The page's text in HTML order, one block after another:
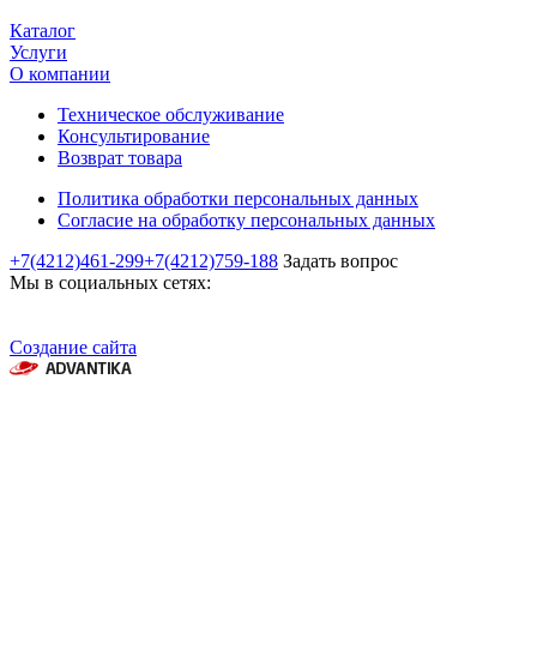
Каталог
Услуги
О компании
Техническое обслуживание
Консультирование
Возврат товара
Политика обработки персональных данных
Согласие на обработку персональных данных
+7(4212)461-299+7(4212)759-188 Задать вопрос
Мы в социальных сетях:
Создание сайта